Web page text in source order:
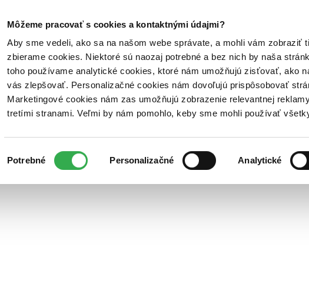
Môžeme pracovať s cookies a kontaktnými údajmi?
Aby sme vedeli, ako sa na našom webe správate, a mohli vám zobraziť
zbierame cookies. Niektoré sú naozaj potrebné a bez nich by naša
toho používame analytické cookies, ktoré nám umožňujú zisťovať, ako
vás zlepšovať. Personalizačné cookies nám dovoľujú prispôsobovať
Marketingové cookies nám zas umožňujú zobrazenie relevantnej
tretími stranami. Veľmi by nám pomohlo, keby sme mohli používať
súhlasu
Potrebné Personalizačné Analytické
Poukážky Kontakt